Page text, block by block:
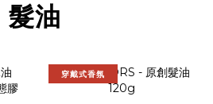
髮油
穿戴式香氛